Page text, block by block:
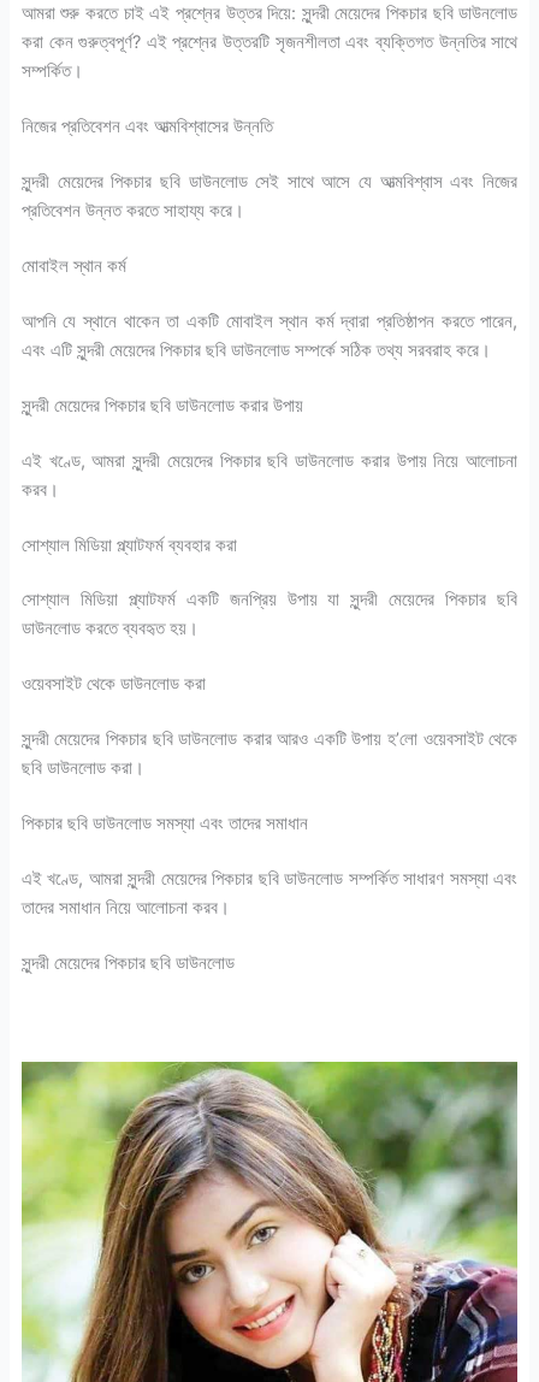
আমরা শুরু করতে চাই এই প্রশ্নের উত্তর দিয়ে: সুন্দরী মেয়েদের পিকচার ছবি ডাউনলোড
করা কেন গুরুত্বপূর্ণ? এই প্রশ্নের উত্তরটি সৃজনশীলতা এবং ব্যক্তিগত উন্নতির সাথে
সম্পর্কিত।
নিজের প্রতিবেশন এবং আত্মবিশ্বাসের উন্নতি
সুন্দরী মেয়েদের পিকচার ছবি ডাউনলোড সেই সাথে আসে যে আত্মবিশ্বাস এবং নিজের
প্রতিবেশন উন্নত করতে সাহায্য করে।
মোবাইল স্থান কর্ম
আপনি যে স্থানে থাকেন তা একটি মোবাইল স্থান কর্ম দ্বারা প্রতিষ্ঠাপন করতে পারেন,
এবং এটি সুন্দরী মেয়েদের পিকচার ছবি ডাউনলোড সম্পর্কে সঠিক তথ্য সরবরাহ করে।
সুন্দরী মেয়েদের পিকচার ছবি ডাউনলোড করার উপায়
এই খণ্ডে, আমরা সুন্দরী মেয়েদের পিকচার ছবি ডাউনলোড করার উপায় নিয়ে আলোচনা
করব।
সোশ্যাল মিডিয়া প্ল্যাটফর্ম ব্যবহার করা
সোশ্যাল মিডিয়া প্ল্যাটফর্ম একটি জনপ্রিয় উপায় যা সুন্দরী মেয়েদের পিকচার ছবি
ডাউনলোড করতে ব্যবহৃত হয়।
ওয়েবসাইট থেকে ডাউনলোড করা
সুন্দরী মেয়েদের পিকচার ছবি ডাউনলোড করার আরও একটি উপায় হ’লো ওয়েবসাইট থেকে
ছবি ডাউনলোড করা।
পিকচার ছবি ডাউনলোড সমস্যা এবং তাদের সমাধান
এই খণ্ডে, আমরা সুন্দরী মেয়েদের পিকচার ছবি ডাউনলোড সম্পর্কিত সাধারণ সমস্যা এবং
তাদের সমাধান নিয়ে আলোচনা করব।
সুন্দরী মেয়েদের পিকচার ছবি ডাউনলোড